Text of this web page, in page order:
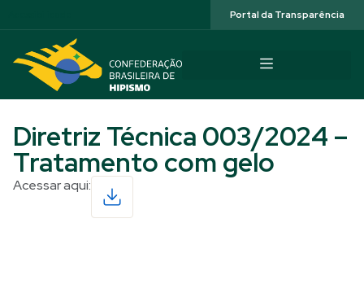
Portal da Transparência
Diretriz Técnica 003/2024 –
Tratamento com gelo
Acessar aqui: